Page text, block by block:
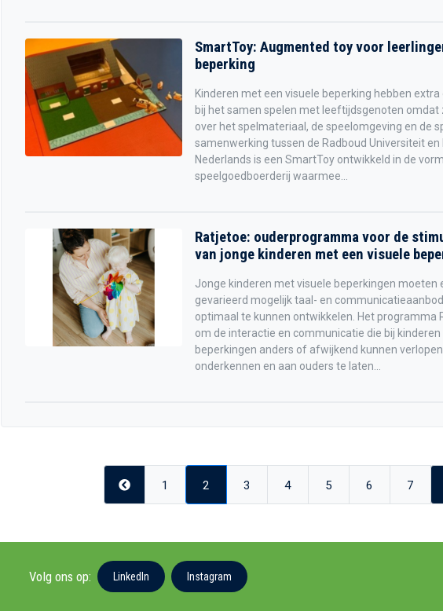
SmartToy: Augmented toy voor
beperking
Kinderen met een visuele beperking hebben
bij het samen spelen met leeftijdsgenoten
over het spelmateriaal, de speelomgeving en de
samenwerking tussen de Radboud Universiteit
Nederlands is een SmartToy ontwikkeld in de
speelgoedboerderij waarmee...
Ratjetoe: ouderprogramma voor de
van jonge kinderen met een visuele
Jonge kinderen met visuele beperkingen moeten
gevarieerd mogelijk taal- en
optimaal te kunnen ontwikkelen. Het programma
om de interactie en communicatie die bij
beperkingen anders of afwijkend kunnen
onderkennen en aan ouders te laten...
Previous
1 2 3 4 5 6 7
Volg ons op: LinkedIn Instagram